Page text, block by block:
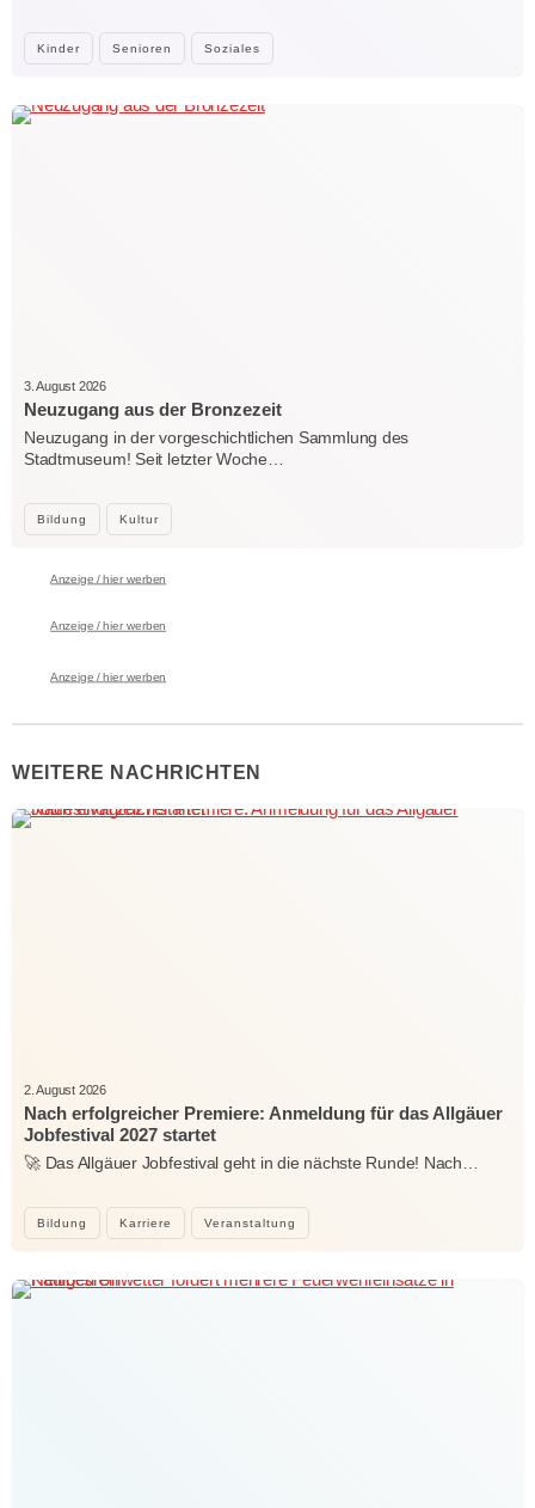
Kinder Senioren Soziales
Bildung Kultur
3. August 2026
Neuzugang aus der Bronzezeit
Neuzugang in der vorgeschichtlichen Sammlung des
Stadtmuseum! Seit letzter Woche…
Anzeige / hier werben
Anzeige / hier werben
Anzeige / hier werben
WEITERE NACHRICHTEN
Bildung Karriere Veranstaltung
2. August 2026
Nach erfolgreicher Premiere: Anmeldung für das Allgäuer
Jobfestival 2027 startet
🚀 Das Allgäuer Jobfestival geht in die nächste Runde! Nach…